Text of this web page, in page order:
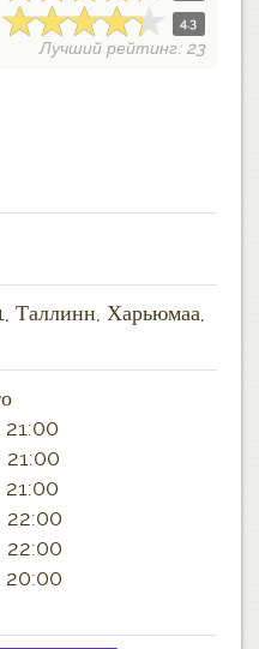
4.3
Лучший рейтинг: 23
Таллинн, Харьюмаа,